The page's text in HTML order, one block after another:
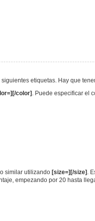
etiquetas. Hay que
color] . Puede especificar el
similar utilizando [size=][/size] .
empezando por 20 hasta